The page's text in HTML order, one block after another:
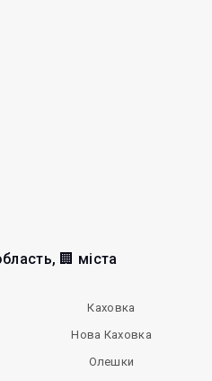
🏢 міста
Каховка
Нова Каховка
Олешки